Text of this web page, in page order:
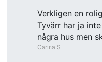
Verkligen en
Tyvärr har ja
några hus men
Carina S